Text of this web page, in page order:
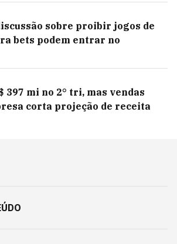
sobre proibir jogos de
bets podem entrar no
397 mi no 2° tri, mas vendas
corta projeção de receita